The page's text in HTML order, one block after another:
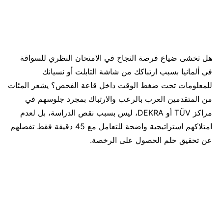
هل تخشى ضياع فرصة النجاح في الامتحان النظري للسواقة
في ألمانيا بسبب ارتباكك من شاشة التابلت أو نسيانك
للمعلومات تحت ضغط الوقت داخل قاعة الفحص؟ يشعر المئات
من المتقدمين العرب بالرعب والارتباك بمجرد جلوسهم في
مراكز TÜV أو DEKRA، ليس بسبب نقص الدراسة، بل لعدم
امتلاكهم استراتيجية واضحة للتعامل مع 45 دقيقة فقط تفصلهم
عن تحقيق حلم الحصول على الرخصة.